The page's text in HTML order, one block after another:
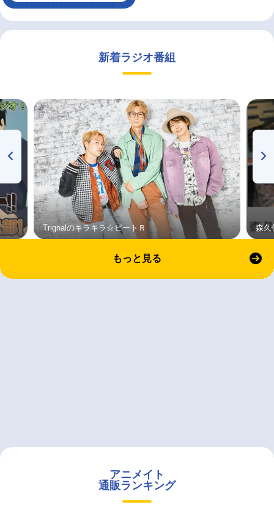
新着ラジオ番組
Trignalのキラキラ☆ビートＲ 森久
もっと見る
アニメイト
通販ランキング